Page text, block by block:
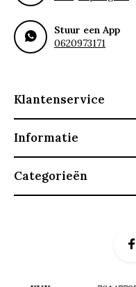
Stuur een App
0620973171
Klantenservice
Informatie
Categorieën